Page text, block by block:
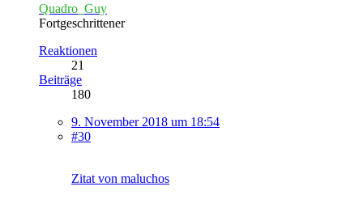
Quadro_Guy
Fortgeschrittener
Reaktionen
21
Beiträge
180
9. November 2018 um 18:54
#30
Zitat von maluchos